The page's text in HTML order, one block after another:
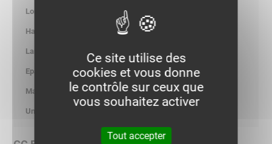
-
8.400
Ce site utilise des
cookies et vous donne
le contrôle sur ceux que
vous souhaitez activer
Tout accepter